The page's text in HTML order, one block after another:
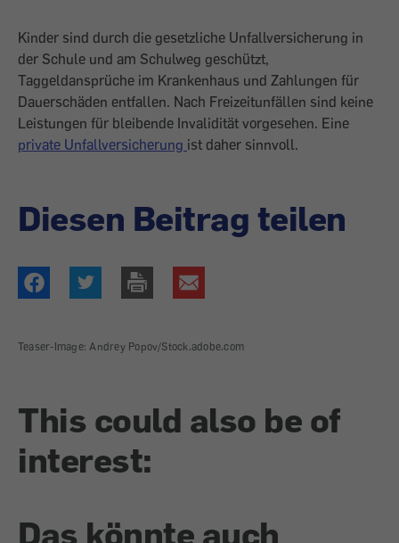
Kinder sind durch die gesetzliche Unfallversicherung in
der Schule und am Schulweg geschützt,
Taggeldansprüche im Krankenhaus und Zahlungen für
Dauerschäden entfallen. Nach Freizeitunfällen sind keine
Leistungen für bleibende Invalidität vorgesehen. Eine
private Unfallversicherung ist daher sinnvoll.
Diesen Beitrag teilen
Teaser-Image: Andrey Popov/Stock.adobe.com
This could also be of
interest:
Das könnte auch